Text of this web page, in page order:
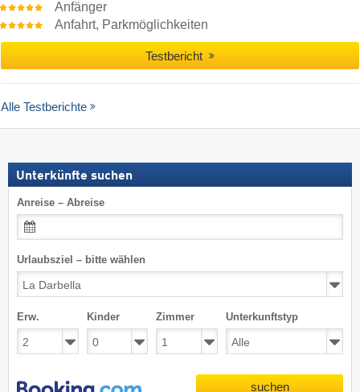
Anfänger
Anfahrt, Parkmöglichkeiten
Testbericht
Alle Testberichte
Unterkünfte suchen
Anreise – Abreise
Urlaubsziel – bitte wählen
Erw. Kinder Zimmer Unterkunftstyp
suchen